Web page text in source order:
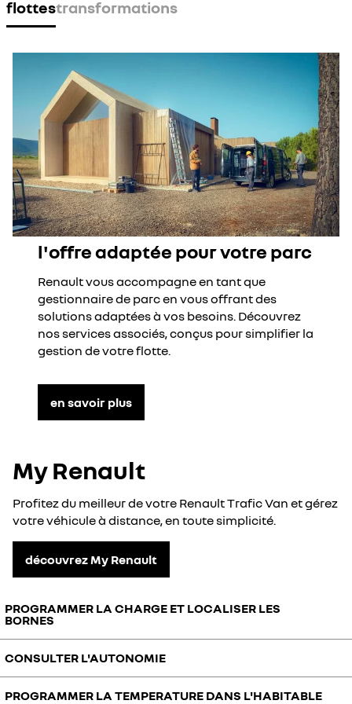
étalant vos coûts de maintenance sur une base mensuelle.
flottestransformations
l'offre adaptée pour votre parc
Renault vous accompagne en tant que
gestionnaire de parc en vous offrant des
solutions adaptées à vos besoins. Découvrez
nos services associés, conçus pour simplifier la
gestion de votre flotte.
en savoir plus
My Renault
Profitez du meilleur de votre Renault Trafic Van et gérez
votre véhicule à distance, en toute simplicité.
découvrez My Renault
PROGRAMMER LA CHARGE ET LOCALISER LES
BORNES
Avec l’application MyRenault, gérez la charge de votre batterie à
distance, programmez-la et trouvez les bornes de recharge les plus
proches ou sur votre itinéraire.
CONSULTER L'AUTONOMIE
L’application MyRenault permet de suivre en temps réel l’état de
PROGRAMMER LA TEMPERATURE DANS L'HABITABLE